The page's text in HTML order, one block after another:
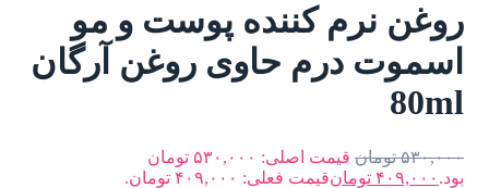
روغن نرم کننده پوست و مو
اسموت درم حاوی روغن آرگان
80ml
۵۳۰,۰۰۰ تومان
قیمت اصلی: ۵۳۰,۰۰۰ تومان
بود. ۴۰۹,۰۰۰ تومانقیمت فعلی: ۴۰۹,۰۰۰ تومان.